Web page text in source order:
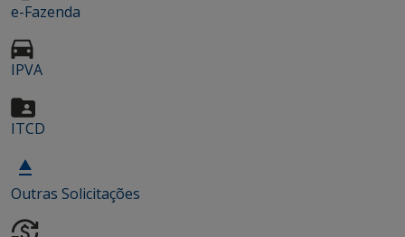
e-Fazenda
IPVA
ITCD
Outras Solicitações